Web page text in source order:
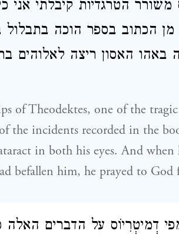
הטרגדיות קיבלתי אני
הכתוב בספר הוכה בתבלול
באהו האסון ריצה לאלוהים
of Theodektes, one of the
the incidents recorded in the
in both his eyes. And when
befallen him, he prayed to God
דְמיטְרִיוֹס על הדברים